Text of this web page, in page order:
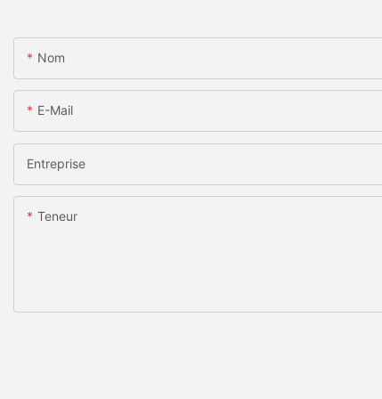
Nom
E-Mail
Entreprise
Teneur